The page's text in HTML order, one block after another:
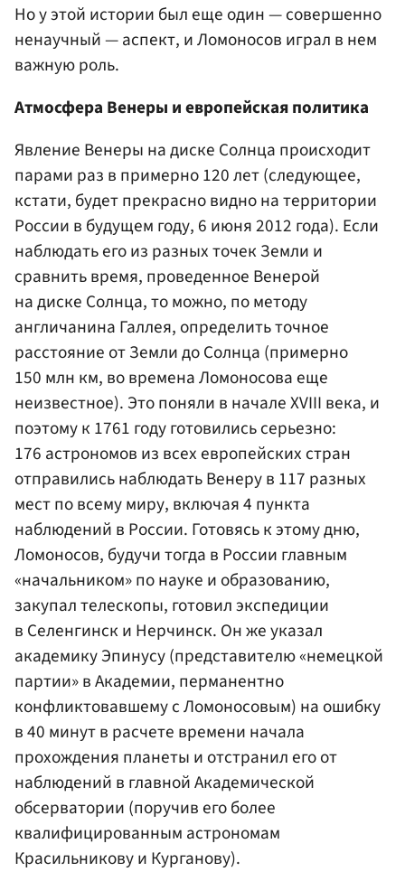
Но у этой истории был еще один — совершенно
ненаучный — аспект, и Ломоносов играл в нем
важную роль.
Атмосфера Венеры и европейская политика
Явление Венеры на диске Солнца происходит
парами раз в примерно 120 лет (следующее,
кстати, будет прекрасно видно на территории
России в будущем году, 6 июня 2012 года). Если
наблюдать его из разных точек Земли и
сравнить время, проведенное Венерой
на диске Солнца, то можно, по методу
англичанина Галлея, определить точное
расстояние от Земли до Солнца (примерно
150 млн км, во времена Ломоносова еще
неизвестное). Это поняли в начале XVIII века, и
поэтому к 1761 году готовились серьезно:
176 астрономов из всех европейских стран
отправились наблюдать Венеру в 117 разных
мест по всему миру, включая 4 пункта
наблюдений в России. Готовясь к этому дню,
Ломоносов, будучи тогда в России главным
«начальником» по науке и образованию,
закупал телескопы, готовил экспедиции
в Селенгинск и Нерчинск. Он же указал
академику Эпинусу (представителю «немецкой
партии» в Академии, перманентно
конфликтовавшему с Ломоносовым) на ошибку
в 40 минут в расчете времени начала
прохождения планеты и отстранил его от
наблюдений в главной Академической
обсерватории (поручив его более
квалифицированным астрономам
Красильникову и Курганову).